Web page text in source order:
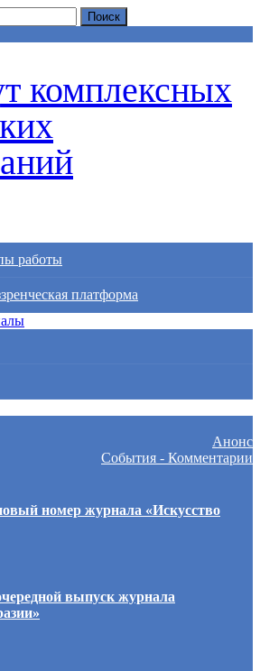
работы
платформа
Анонс
События - Комментарии
номер журнала «Искусство
выпуск журнала